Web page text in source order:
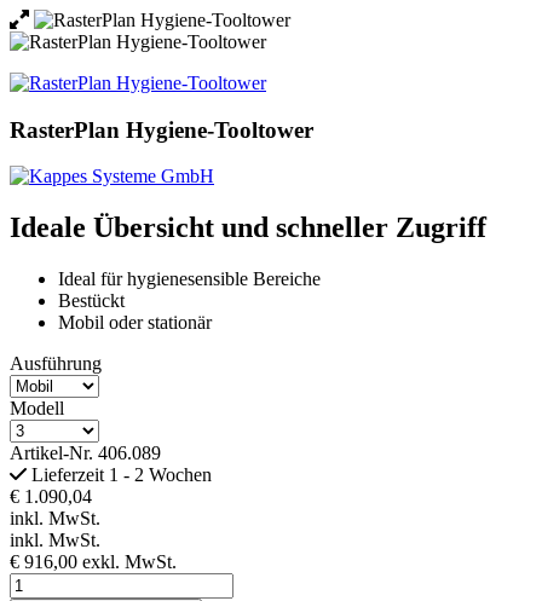
RasterPlan Hygiene-Tooltower
Ideale Übersicht und schneller Zugriff
Ideal für hygienesensible Bereiche
Bestückt
Mobil oder stationär
Ausführung
Modell
Artikel-Nr. 406.089
Lieferzeit 1 - 2 Wochen
€ 1.090,04
inkl. MwSt.
inkl. MwSt.
€ 916,00 exkl. MwSt.